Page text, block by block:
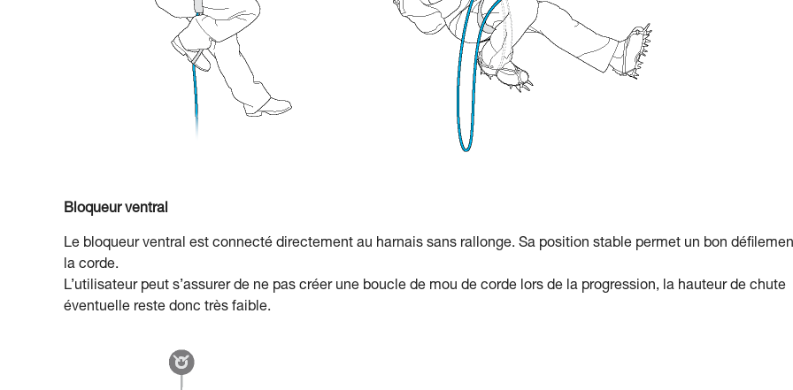
Bloqueur ventral
Le bloqueur ventral est connecté directement au harnais sans rallonge. Sa position stable permet un bon
la corde.
L’utilisateur peut s’assurer de ne pas créer une boucle de mou de corde lors de la progression, la hauteur de chute
éventuelle reste donc très faible.